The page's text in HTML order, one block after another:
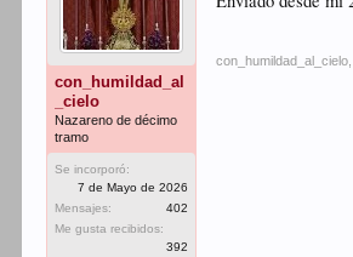
con_humildad_al
_cielo
Nazareno de décimo
tramo
Se incorporó:
7 de Mayo de 2026
Mensajes:
402
Me gusta recibidos:
392
con_humildad_al_cielo